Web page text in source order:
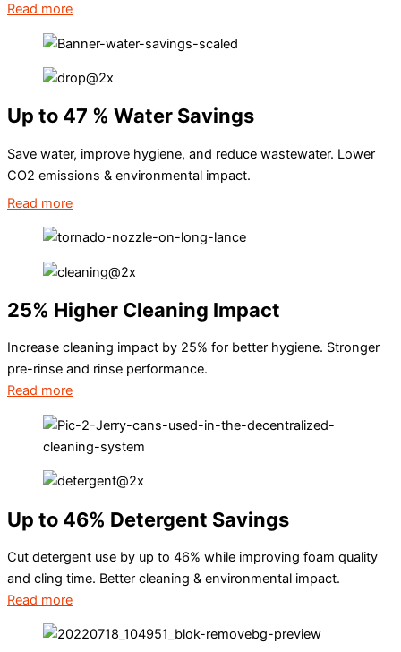
Read more
Up to 47 % Water Savings
Save water, improve hygiene, and reduce wastewater. Lower
CO2 emissions & environmental impact.
Read more
25% Higher Cleaning Impact
Increase cleaning impact by 25% for better hygiene. Stronger
pre-rinse and rinse performance.
Read more
Up to 46% Detergent Savings
Cut detergent use by up to 46% while improving foam quality
and cling time. Better cleaning & environmental impact.
Read more